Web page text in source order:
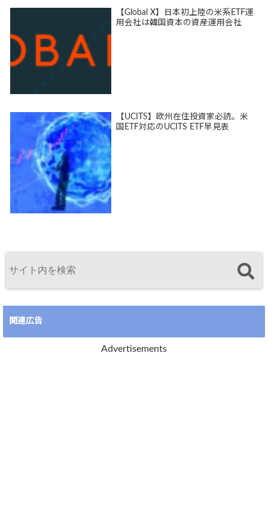
【Global X】日本初上陸の米系ETF運
用会社は韓国資本の資産運用会社
【UCITS】欧州在住投資家必読。米
国ETF対応のUCITS ETF早見表
関連広告
Advertisements